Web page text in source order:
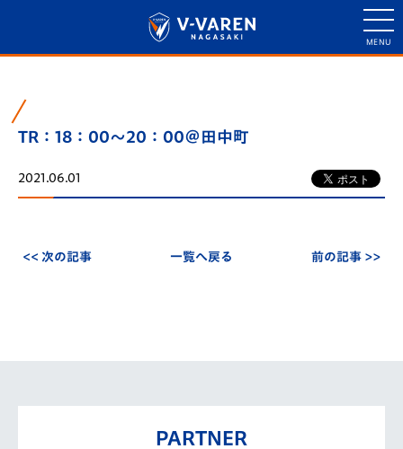
TR：18：00～20：00＠田中町
2021.06.01
<< 次の記事 一覧へ戻る 前の記事 >>
PARTNER